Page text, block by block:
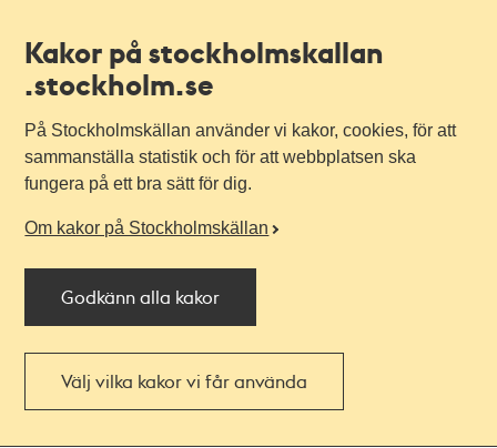
Kakor på stockholmskallan
.stockholm.se
På Stockholmskällan använder vi kakor, cookies, för att
sammanställa statistik och för att webbplatsen ska
fungera på ett bra sätt för dig.
Om kakor på Stockholmskällan
Godkänn alla kakor
Välj vilka kakor vi får använda